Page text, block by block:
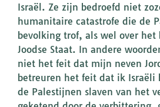
Israël. Ze zijn bedroefd niet
humanitaire catastrofe die de
bevolking trof, als wel over het
Joodse Staat. In andere
niet het feit dat mijn neven
betreuren het feit dat ik Israëli
de Palestijnen slaven van het